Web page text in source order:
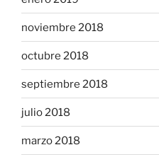
noviembre 2018
octubre 2018
septiembre 2018
julio 2018
marzo 2018